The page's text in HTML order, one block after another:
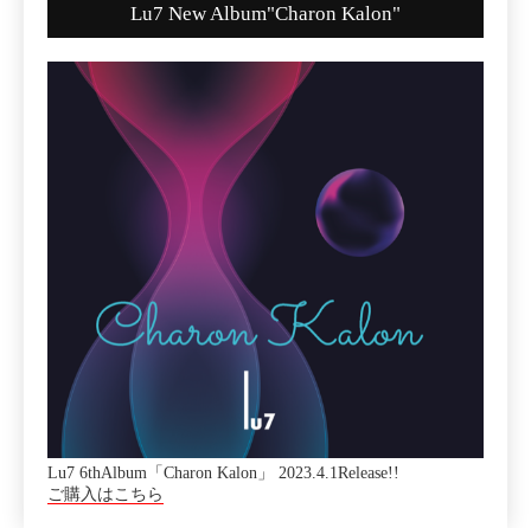
Lu7 New Album"Charon Kalon"
Lu7 6thAlbum「Charon Kalon」 2023.4.1Release!!
ご購入はこちら